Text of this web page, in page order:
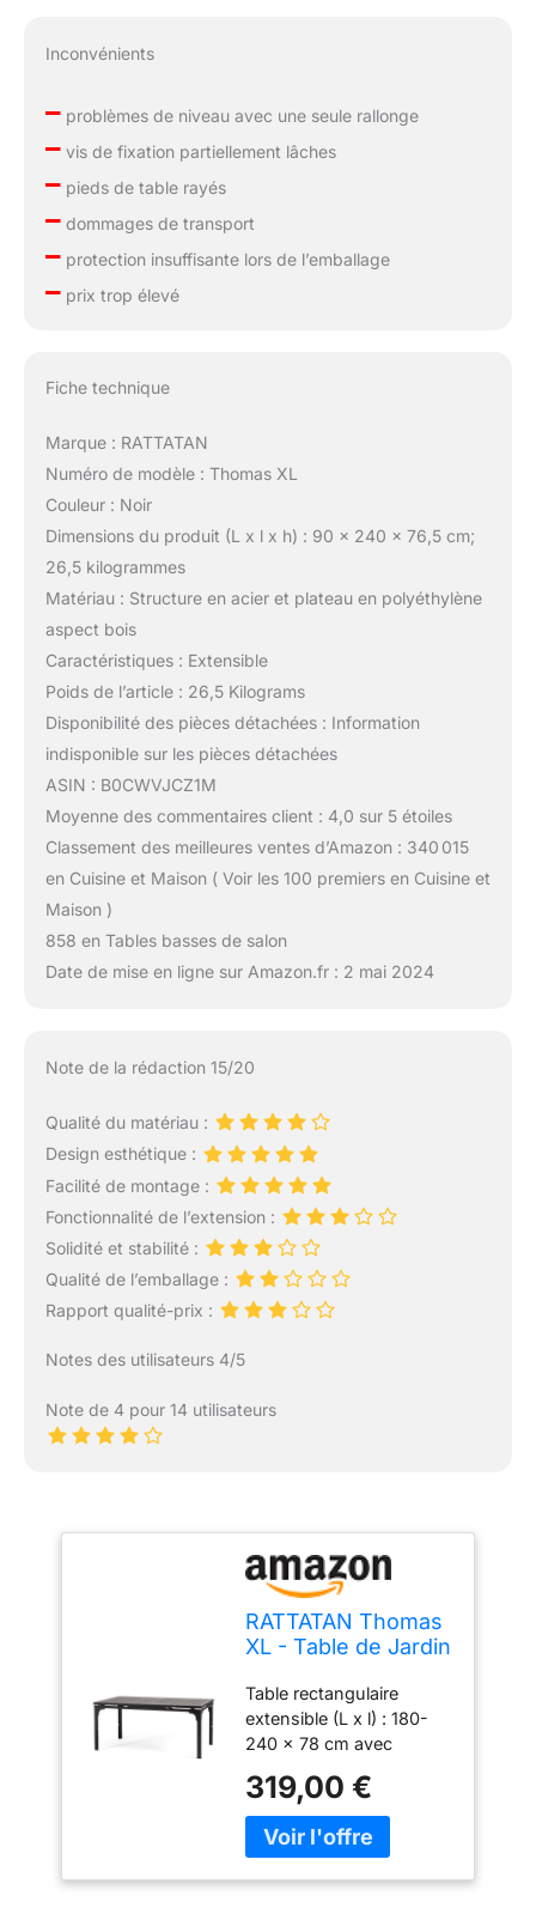
Inconvénients
–problèmes de niveau avec une seule rallonge
–vis de fixation partiellement lâches
–pieds de table rayés
–dommages de transport
–protection insuffisante lors de l’emballage
–prix trop élevé
Fiche technique
Marque : RATTATAN
Numéro de modèle : Thomas XL
Couleur : Noir
Dimensions du produit (L x l x h) : 90 x 240 x 76,5 cm;
26,5 kilogrammes
Matériau : Structure en acier et plateau en polyéthylène
aspect bois
Caractéristiques : Extensible
Poids de l’article : 26,5 Kilograms
Disponibilité des pièces détachées : Information
indisponible sur les pièces détachées
ASIN : B0CWVJCZ1M
Moyenne des commentaires client : 4,0 sur 5 étoiles
Classement des meilleures ventes d’Amazon : 340 015
en Cuisine et Maison ( Voir les 100 premiers en Cuisine et
Maison )
858 en Tables basses de salon
Date de mise en ligne sur Amazon.fr : 2 mai 2024
Note de la rédaction 15/20
Qualité du matériau :
Design esthétique :
Facilité de montage :
Fonctionnalité de l’extension :
Solidité et stabilité :
Qualité de l’emballage :
Rapport qualité-prix :
Notes des utilisateurs 4/5
Note de 4 pour 14 utilisateurs
RATTATAN Thomas
XL - Table de Jardin
Extensible 180/240
avec Structure en
Acier et Plateau de
Haute qualité en
polyéthylène au
Design Bois raffiné
(Anthracite)
Table rectangulaire
extensible (L x l) : 180-
240 x 78 cm avec
plateau en polyéthylène
de haute qualité avec
design en bois raffiné. Le
319,00 €